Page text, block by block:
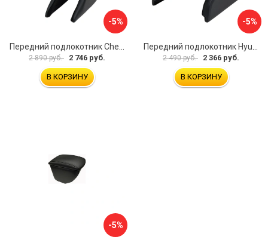
-5%
2 890 руб. 2 746 руб.
В КОРЗИНУ
-5%
2 490 руб. 2 366 руб.
В КОРЗИНУ
-5%